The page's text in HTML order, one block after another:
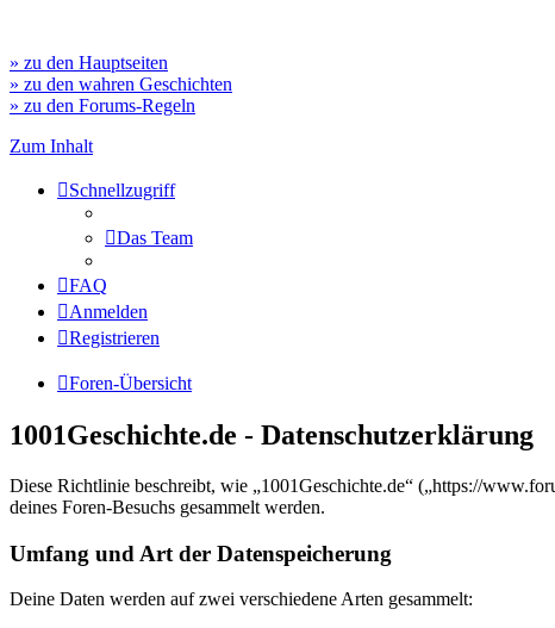
» zu den Hauptseiten
» zu den wahren Geschichten
» zu den Forums-Regeln
Zum Inhalt
Schnellzugriff
Das Team
FAQ
Anmelden
Registrieren
Foren-Übersicht
1001Geschichte.de - Datenschutzerklärung
Diese Richtlinie beschreibt, wie „1001Geschichte.de“ („https://
deines Foren-Besuchs gesammelt werden.
Umfang und Art der Datenspeicherung
Deine Daten werden auf zwei verschiedene Arten gesammelt: